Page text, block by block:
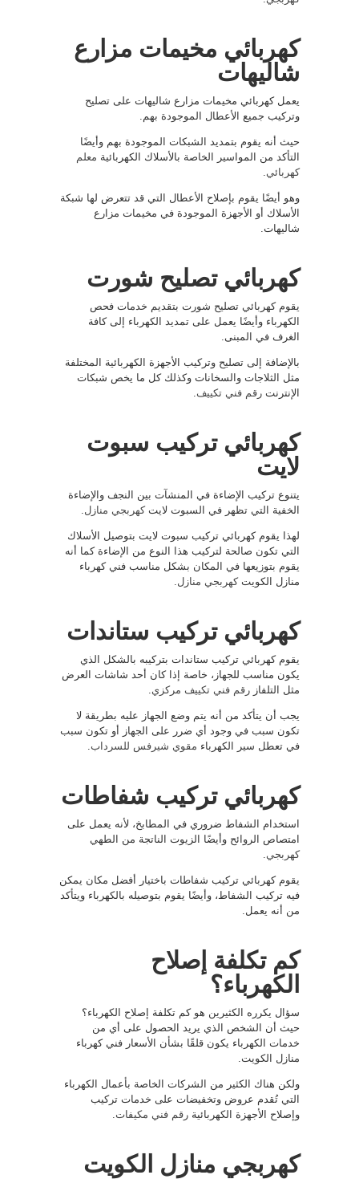
كهربائي مخيمات مزارع
شاليهات
يعمل كهربائي مخيمات مزارع شاليهات على تصليح
وتركيب جميع الأعطال الموجودة بهم.
حيث أنه يقوم بتمديد الشبكات الموجودة بهم وأيضًا
التأكد من المواسير الخاصة بالأسلاك الكهربائية معلم
كهربائي.
وهو أيضًا يقوم بإصلاح الأعطال التي قد تتعرض لها شبكة
الأسلاك أو الأجهزة الموجودة في مخيمات مزارع
شاليهات.
كهربائي تصليح شورت
يقوم كهربائي تصليح شورت بتقديم خدمات فحص
الكهرباء وأيضًا يعمل على تمديد الكهرباء إلى كافة
الغرف في المبنى.
بالإضافة إلى تصليح وتركيب الأجهزة الكهربائية المختلفة
مثل الثلاجات والسخانات وكذلك كل ما يخص شبكات
الإنترنت رقم فني تكييف.
كهربائي تركيب سبوت
لايت
يتنوع تركيب الإضاءة في المنشآت بين النجف والإضاءة
الخفية التي تظهر في السبوت لايتكهربجي منازل.
لهذا يقوم كهربائي تركيب سبوت لايت بتوصيل الأسلاك
التي تكون صالحة لتركيب هذا النوع من الإضاءة كما أنه
يقوم بتوزيعها في المكان بشكل مناسب فني كهرباء
منازل الكويتكهربجي منازل.
كهربائي تركيب ستاندات
يقوم كهربائي تركيب ستاندات بتركيبه بالشكل الذي
يكون مناسب للجهاز، خاصة إذا كان أحد شاشات العرض
مثل التلفاز رقم فني تكييف مركزي.
يجب أن يتأكد من أنه يتم وضع الجهاز عليه بطريقة لا
تكون سبب في وجود أي ضرر على الجهاز أو تكون سبب
في تعطل سير الكهرباء مقوي شيرفس للسرداب.
كهربائي تركيب شفاطات
استخدام الشفاط ضروري في المطابخ، لأنه يعمل على
امتصاص الروائح وأيضًا الزيوت الناتجة من الطهي
كهربجي.
يقوم كهربائي تركيب شفاطات باختيار أفضل مكان يمكن
فيه تركيب الشفاط، وأيضًا يقوم بتوصيله بالكهرباء ويتأكد
من أنه يعمل.
كم تكلفة إصلاح
الكهرباء؟
سؤال يكرره الكثيرين هو كم تكلفة إصلاح الكهرباء؟
حيث أن الشخص الذي يريد الحصول على أي من
خدمات الكهرباء يكون قلقًا بشأن الأسعار فني كهرباء
منازل الكويت.
ولكن هناك الكثير من الشركات الخاصة بأعمال الكهرباء
التي تُقدم عروض وتخفيضات على خدمات تركيب
وإصلاح الأجهزة الكهربائية رقم فني مكيفات.
كهربجي منازل الكويت